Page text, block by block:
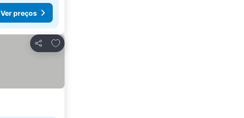
Ver preços
Partilhar
Adicionar aos favoritos